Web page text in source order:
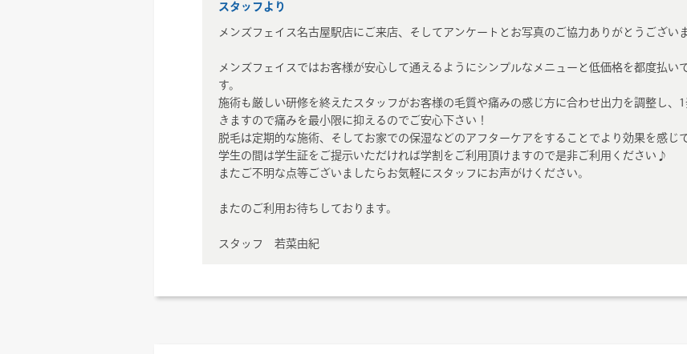
スタッフより
メンズフェイス名古屋駅店にご来店、そしてアンケートとお写真のご協力ありがとうござい
メンズフェイスではお客様が安心して通えるようにシンプルなメニューと低価格を都度払い
す。
施術も厳しい研修を終えたスタッフがお客様の毛質や痛みの感じ方に合わせ出力を調整し、
きますので痛みを最小限に抑えるのでご安心下さい！
脱毛は定期的な施術、そしてお家での保湿などのアフターケアをすることでより効果を感じ
学生の間は学生証をご提示いただければ学割をご利用頂けますので是非ご利用ください♪
またご不明な点等ございましたらお気軽にスタッフにお声がけください。
またのご利用お待ちしております。
スタッフ 若菜由紀